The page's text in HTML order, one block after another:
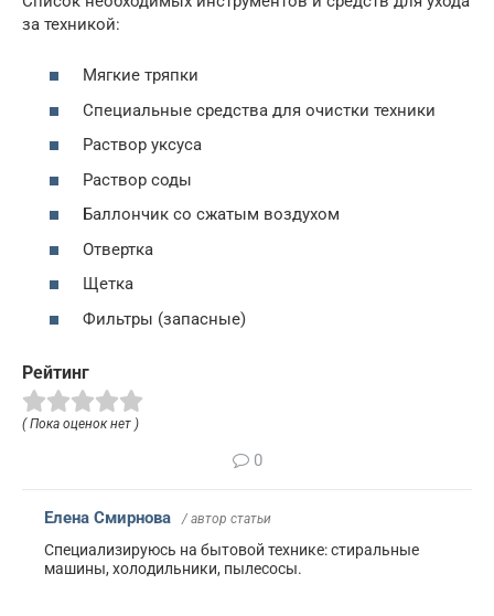
за техникой:
Мягкие тряпки
Специальные средства для очистки техники
Раствор уксуса
Раствор соды
Баллончик со сжатым воздухом
Отвертка
Щетка
Фильтры (запасные)
Рейтинг
( Пока оценок нет )
0
Елена Смирнова / автор статьи
Специализируюсь на бытовой технике: стиральные
машины, холодильники, пылесосы.